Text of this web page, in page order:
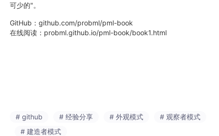
可少的"。
GitHub：github.com/probml/pml-book
在线阅读：probml.github.io/pml-book/book1.html
# github # 经验分享 # 外观模式
# 观察者模式
# 建造者模式